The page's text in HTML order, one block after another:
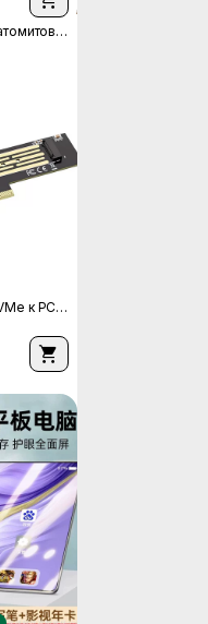
Коврик для кухни, диатомитовый, разные цвета и размеры (40×60–60×180 см), быстро впитывает, не скользит
3D прозрачный душевой занавес, водонепроницаемость PEVA и против грибка, различные принты и размеры (80–180/180–200 см)
Плата-адаптер M.2 NVMe к PCIe, PCIe 4.0 x4, высокоскоростное расширение для слотов x4/x8/x16